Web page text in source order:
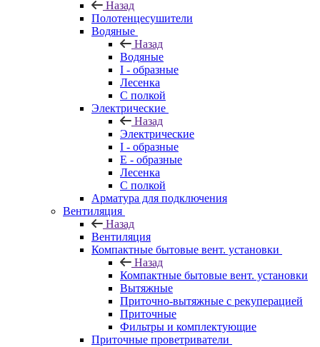
Назад
Полотенцесушители
Водяные
Назад
Водяные
I - образные
Лесенка
С полкой
Электрические
Назад
Электрические
I - образные
E - образные
Лесенка
С полкой
Арматура для подключения
Вентиляция
Назад
Вентиляция
Компактные бытовые вент. установки
Назад
Компактные бытовые вент. установки
Вытяжные
Приточно-вытяжные с рекуперацией
Приточные
Фильтры и комплектующие
Приточные проветриватели